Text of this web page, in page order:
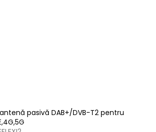
antenă pasivă DAB+/DVB-T2 pentru